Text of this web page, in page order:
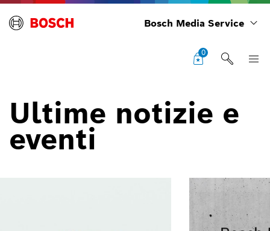
Bosch Media Service
0
Ultime notizie e
eventi